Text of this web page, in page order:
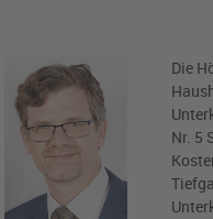
Die
Nr. 5